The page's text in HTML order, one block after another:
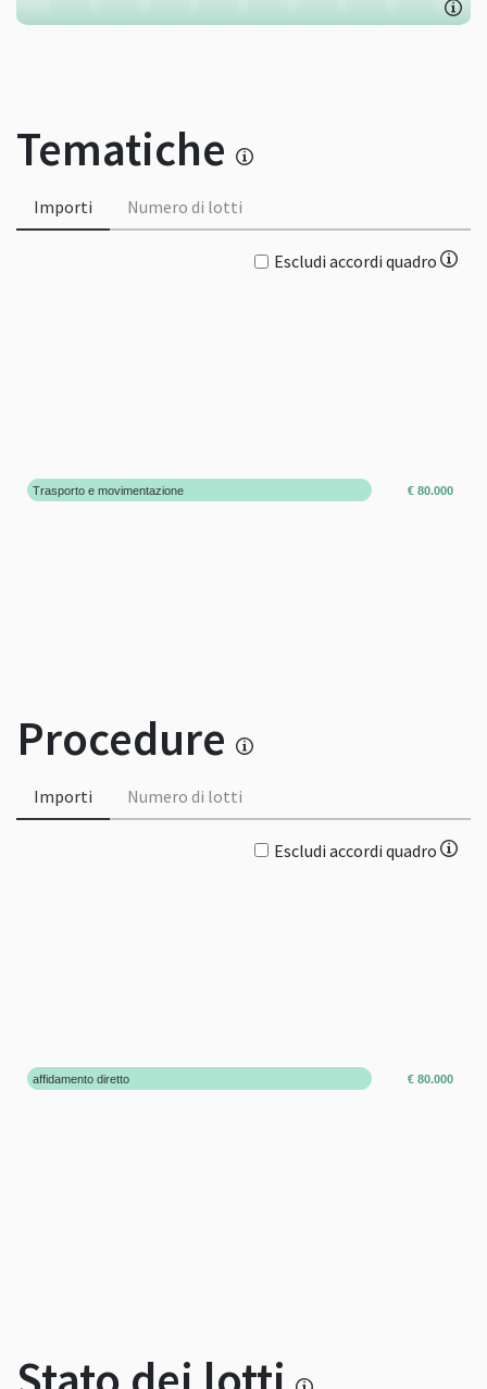
Tematiche
Importi Numero di lotti
Escludi accordi quadro
Trasporto e movimentazione € 80.000
Procedure
Importi Numero di lotti
Escludi accordi quadro
affidamento diretto € 80.000